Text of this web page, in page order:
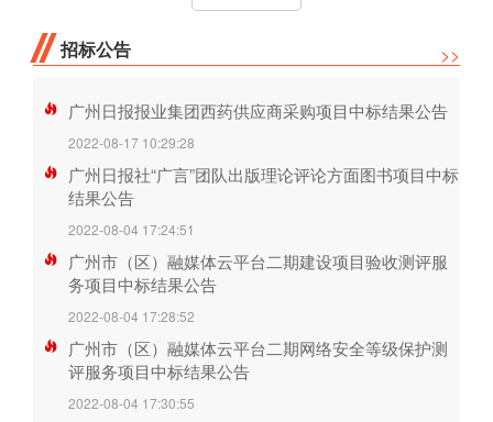
招标公告 >>
广州日报报业集团西药供应商采购项目中标结果公告
2022-08-17 10:29:28
广州日报社“广言”团队出版理论评论方面图书项目中标
结果公告
2022-08-04 17:24:51
广州市（区）融媒体云平台二期建设项目验收测评服
务项目中标结果公告
2022-08-04 17:28:52
广州市（区）融媒体云平台二期网络安全等级保护测
评服务项目中标结果公告
2022-08-04 17:30:55